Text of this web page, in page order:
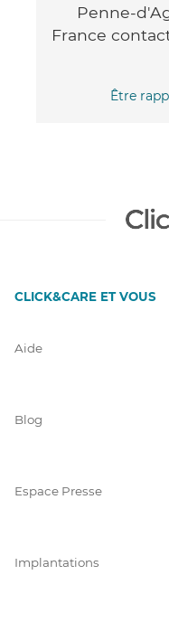
Penne-
France
Être
CLICK&CARE ET VOUS
Aide
Blog
Espace Presse
Implantations